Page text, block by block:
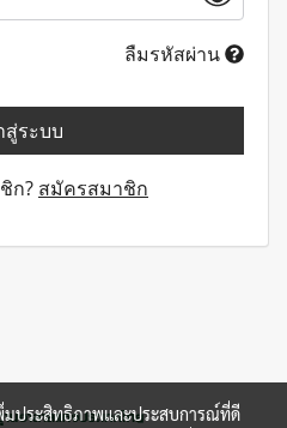
ลืมรหัสผ่าน
สู่ระบบ
ก? สมัครสมาชิก
มประสิทธิภาพและประสบการณ์ที่ดี